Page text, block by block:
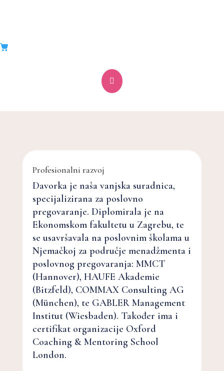

Davorka Biondić Vince
Profesionalni razvoj
Davorka je naša vanjska suradnica,
specijalizirana za poslovno
pregovaranje. Diplomirala je na
Ekonomskom fakultetu u Zagrebu, te
se usavršavala na poslovnim školama u
Njemačkoj za područje menadžmenta i
poslovnog pregovaranja: MMCT
(Hannover), HAUFE Akademie
(Bitzfeld), COMMAX Consulting AG
(München), te GABLER Management
Institut (Wiesbaden). Također ima i
certifikat organizacije Oxford
Coaching & Mentoring School
London.